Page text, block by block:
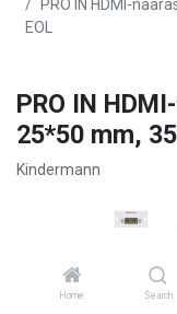
Home Search
PRO IN HDMI-
EOL
PRO IN
25*50 mm,
Kindermann